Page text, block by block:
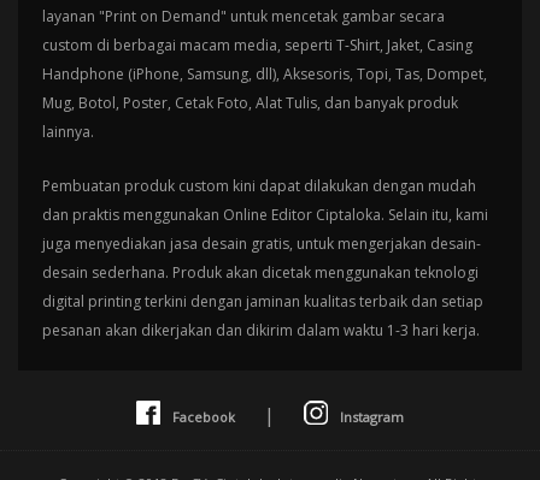
layanan "Print on Demand" untuk mencetak gambar secara
custom di berbagai macam media, seperti T-Shirt, Jaket, Casing
Handphone (iPhone, Samsung, dll), Aksesoris, Topi, Tas, Dompet,
Mug, Botol, Poster, Cetak Foto, Alat Tulis, dan banyak produk
lainnya.
Pembuatan produk custom kini dapat dilakukan dengan mudah
dan praktis menggunakan Online Editor Ciptaloka. Selain itu, kami
juga menyediakan jasa desain gratis, untuk mengerjakan desain-
desain sederhana. Produk akan dicetak menggunakan teknologi
digital printing terkini dengan jaminan kualitas terbaik dan setiap
pesanan akan dikerjakan dan dikirim dalam waktu 1-3 hari kerja.
Facebook | Instagram